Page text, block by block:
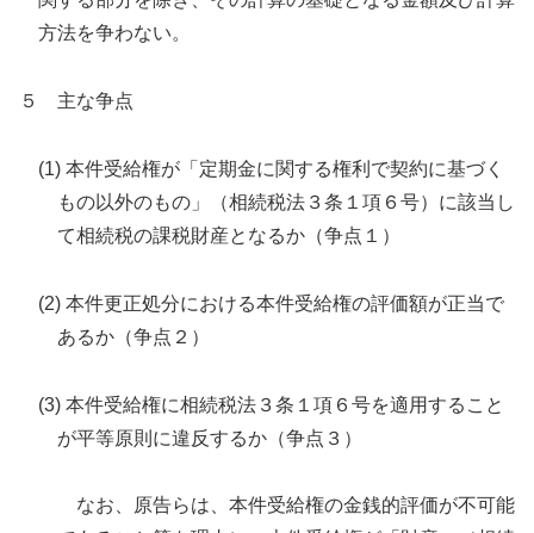
方法を争わない。
５ 主な争点
(1) 本件受給権が「定期金に関する権利で契約に基づく
もの以外のもの」（相続税法３条１項６号）に該当し
て相続税の課税財産となるか（争点１）
(2) 本件更正処分における本件受給権の評価額が正当で
あるか（争点２）
(3) 本件受給権に相続税法３条１項６号を適用すること
が平等原則に違反するか（争点３）
なお、原告らは、本件受給権の金銭的評価が不可能